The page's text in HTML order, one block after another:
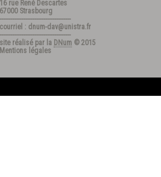
16 rue René Descartes
67000 Strasbourg
---------------------------------------
courriel : dnum-dav@unistra.fr
---------------------------------------
site réalisé par la DNum © 2015
Mentions légales